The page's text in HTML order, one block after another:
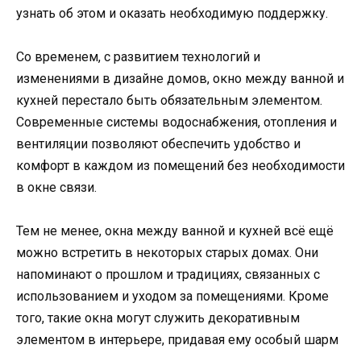
узнать об этом и оказать необходимую поддержку.
Со временем, с развитием технологий и
изменениями в дизайне домов, окно между ванной и
кухней перестало быть обязательным элементом.
Современные системы водоснабжения, отопления и
вентиляции позволяют обеспечить удобство и
комфорт в каждом из помещений без необходимости
в окне связи.
Тем не менее, окна между ванной и кухней всё ещё
можно встретить в некоторых старых домах. Они
напоминают о прошлом и традициях, связанных с
использованием и уходом за помещениями. Кроме
того, такие окна могут служить декоративным
элементом в интерьере, придавая ему особый шарм